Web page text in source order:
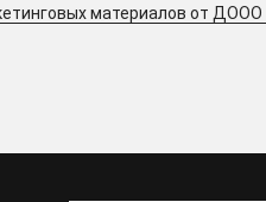
материалов от ДООО